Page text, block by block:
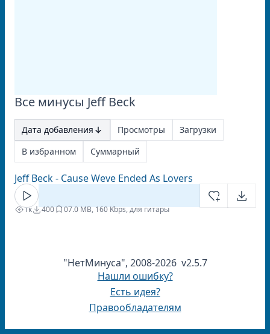
Все минусы Jeff Beck
Дата добавления Просмотры
Загрузки
В избранном
Суммарный
Jeff Beck - Cause Weve Ended As Lovers
1к 400 07.0 MB, 160 Kbps, для гитары
"НетМинуса", 2008-2026 v2.5.7
Нашли ошибку?
Есть идея?
Правообладателям